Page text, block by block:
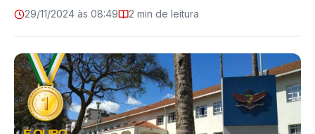
29/11/2024 às 08:49 2 min de leitura